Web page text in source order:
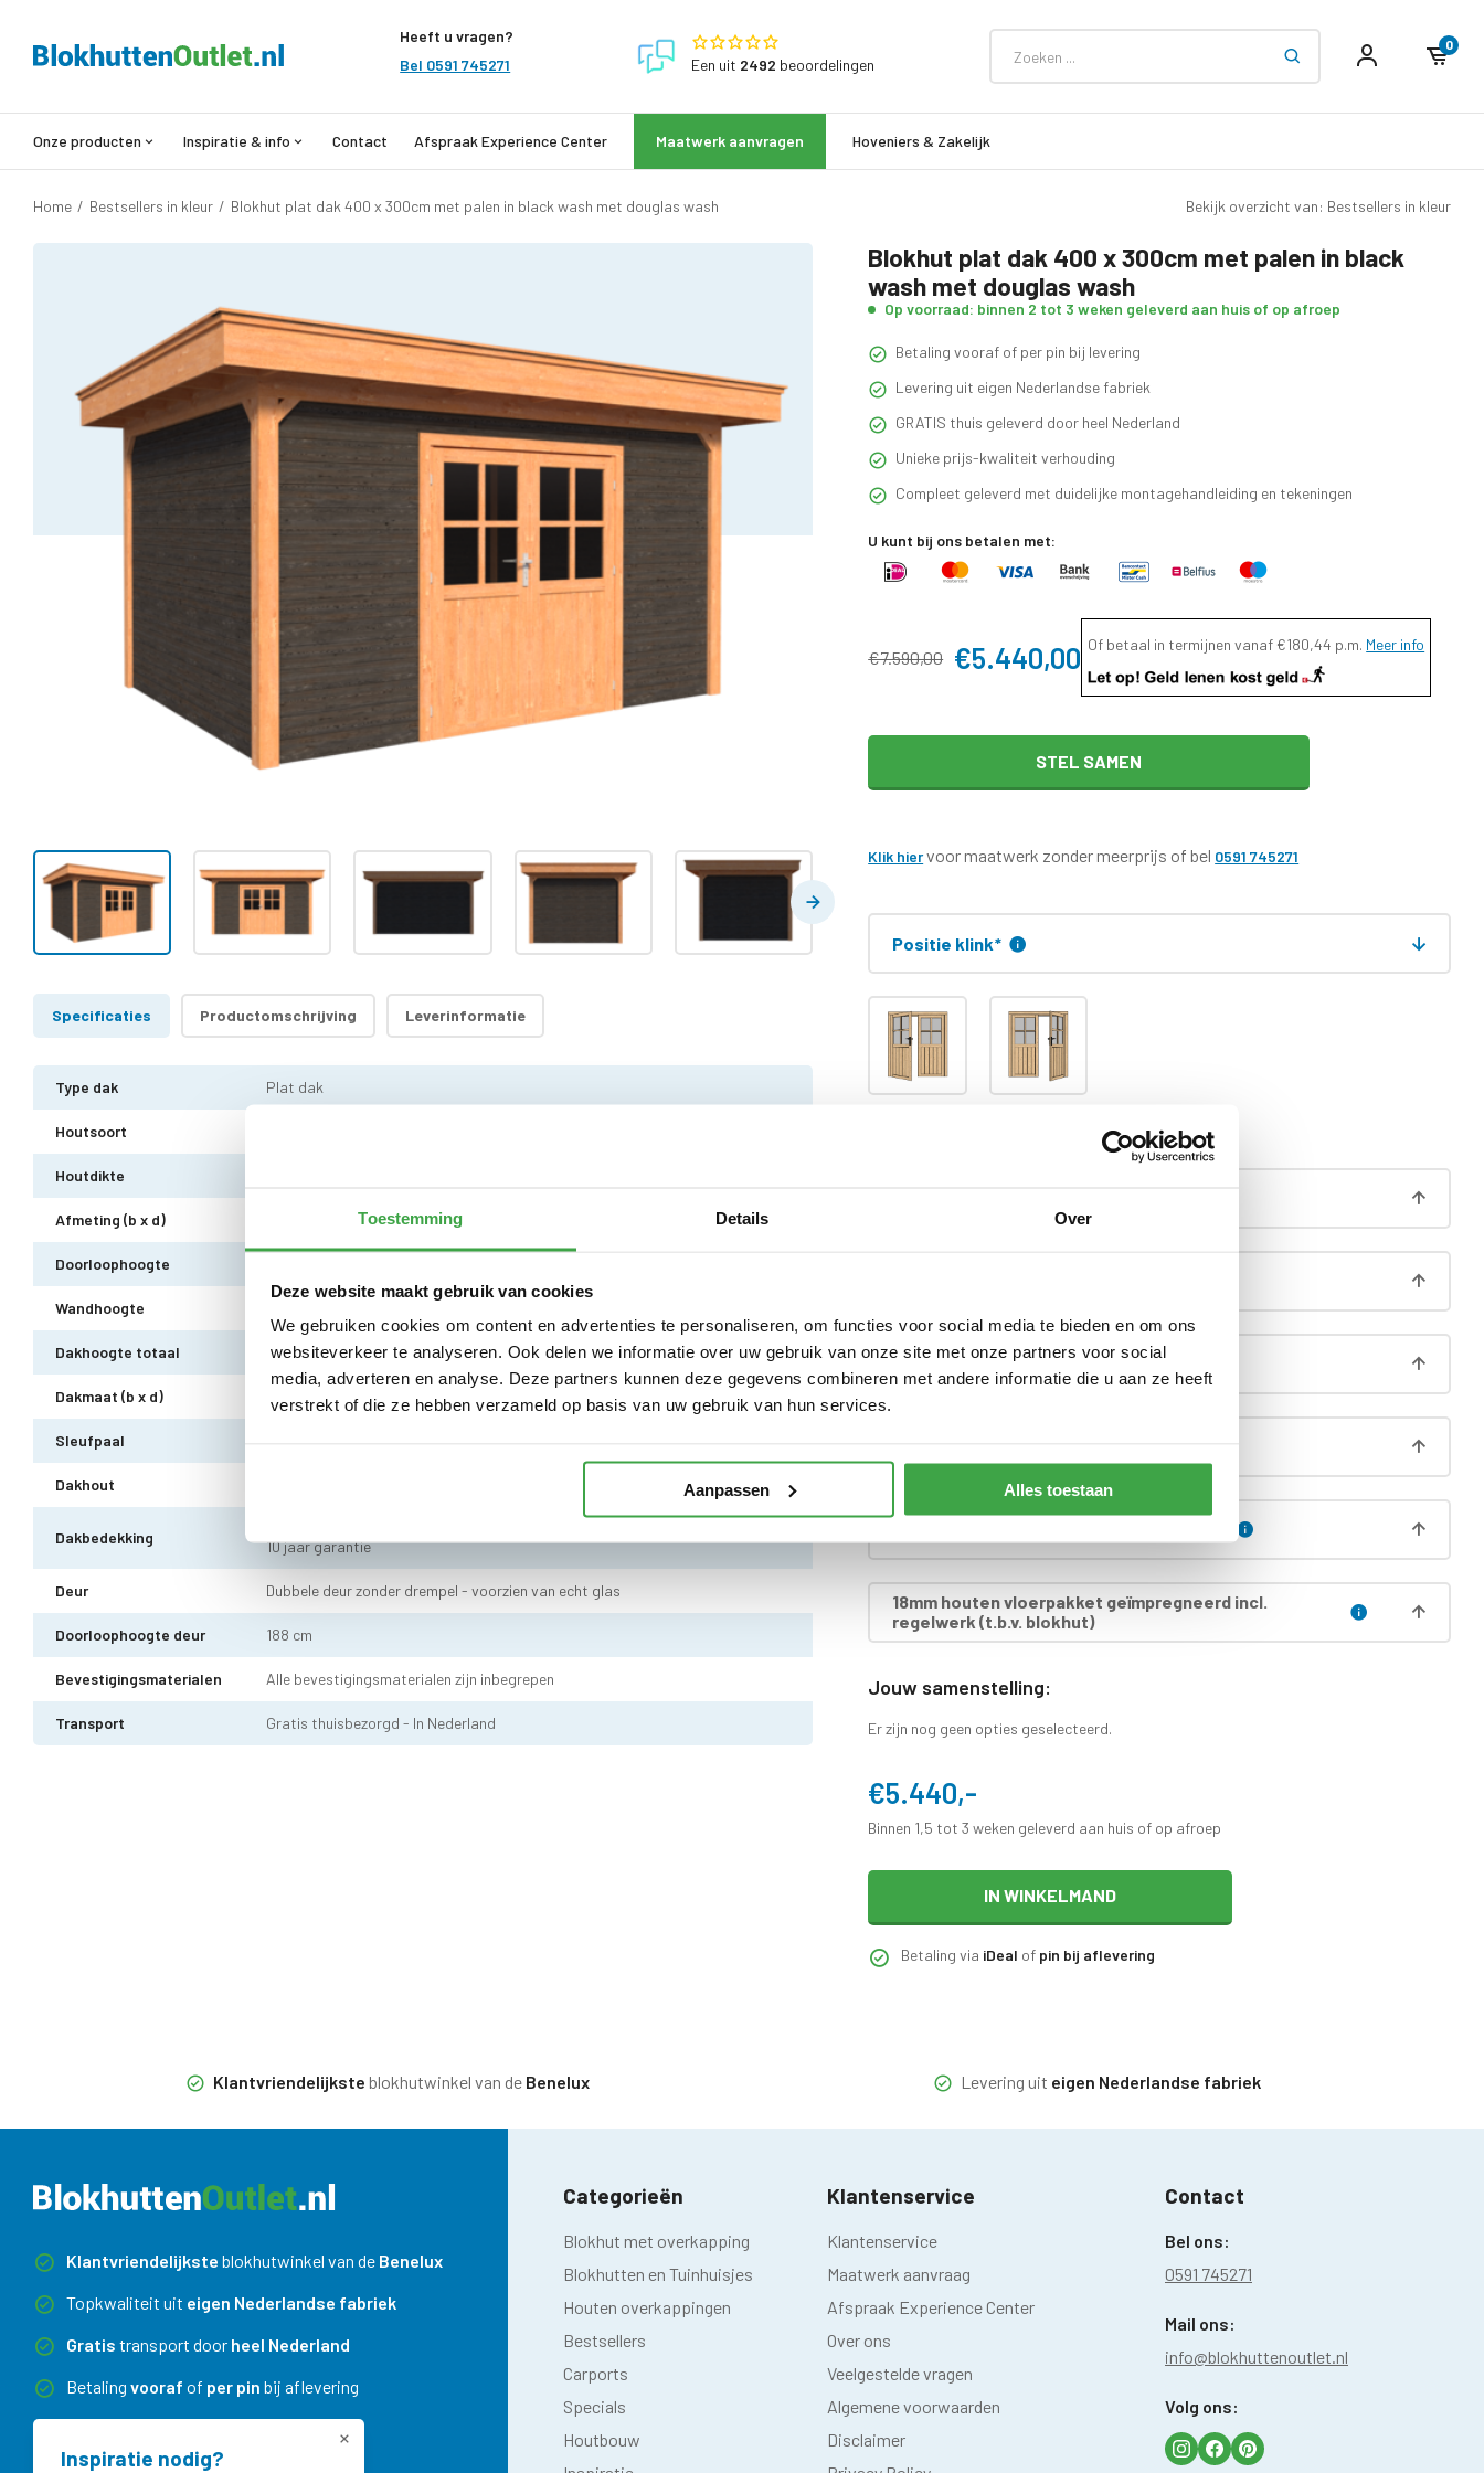
Toestemming Details Over
Deze website maakt gebruik van cookies
We gebruiken cookies om content en advertenties te personaliseren, om functies voor social media te bieden en om ons
websiteverkeer te analyseren. Ook delen we informatie over uw gebruik van onze site met onze partners voor social
media, adverteren en analyse. Deze partners kunnen deze gegevens combineren met andere informatie die u aan ze heeft
verstrekt of die ze hebben verzameld op basis van uw gebruik van hun services.
Aanpassen Alles toestaan
Inspiratie nodig?
Heeft u vragen?
Bel 0591 745271
Een uit 2492 beoordelingen
0
Onze producten Inspiratie & info Contact Afspraak Experience Center Maatwerk aanvragen Hoveniers & Zakelijk
Home / Bestsellers in kleur / Blokhut plat dak 400 x 300cm met palen in black wash met douglas wash Bekijk overzicht van: Bestsellers in kleur
Specificaties Productomschrijving Leverinformatie
Type dak Plat dak
Houtsoort
Houtdikte
Afmeting (b x d) 400 x 300 cm (buitenmaat)
Doorloophoogte
Wandhoogte
Dakhoogte totaal 249 cm
Dakmaat (b x d) 460 x 340 cm
Sleufpaal
Dakhout
Dakbedekking
10 jaar garantie
Deur Dubbele deur zonder drempel - voorzien van echt glas
Doorloophoogte deur 188 cm
Bevestigingsmaterialen Alle bevestigingsmaterialen zijn inbegrepen
Transport Gratis thuisbezorgd - In Nederland
Blokhut plat dak 400 x 300cm met palen in black
wash met douglas wash
Op voorraad: binnen 2 tot 3 weken geleverd aan huis of op afroep
Betaling vooraf of per pin bij levering
Levering uit eigen Nederlandse fabriek
GRATIS thuis geleverd door heel Nederland
Unieke prijs-kwaliteit verhouding
Compleet geleverd met duidelijke montagehandleiding en tekeningen
U kunt bij ons betalen met:
€7.590,00 €5.440,00 Of betaal in termijnen vanaf €180,44 p.m. Meer info
STEL SAMEN
Klik hiervoor maatwerk zonder meerprijs of bel 0591 745271
Positie klink*
Dakafwerking
18mm houten vloerpakket geïmpregneerd incl.
regelwerk (t.b.v. blokhut)
Jouw samenstelling:
Er zijn nog geen opties geselecteerd.
€5.440,-
Binnen 1,5 tot 3 weken geleverd aan huis of op afroep
IN WINKELMAND
Betaling via iDeal of pin bij aflevering
Klantvriendelijkste blokhutwinkel van de Benelux Levering uit eigen Nederlandse fabriek
Klantvriendelijkste blokhutwinkel van de Benelux
Topkwaliteit uit eigen Nederlandse fabriek
Gratis transport door heel Nederland
Betaling vooraf of per pin bij aflevering
Categorieën
Blokhut met overkapping
Blokhutten en Tuinhuisjes
Houten overkappingen
Bestsellers
Carports
Specials
Houtbouw
Klantenservice
Klantenservice
Maatwerk aanvraag
Afspraak Experience Center
Over ons
Veelgestelde vragen
Algemene voorwaarden
Disclaimer
Contact
Bel ons:
0591 745271
Mail ons:
info@blokhuttenoutlet.nl
Volg ons: